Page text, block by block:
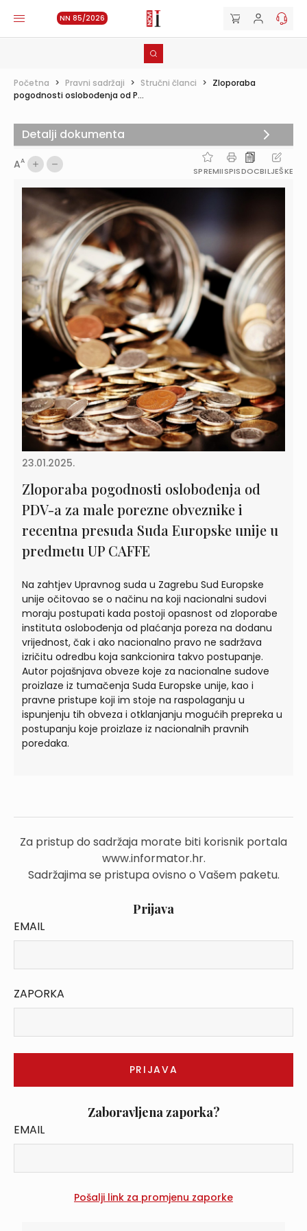
NN 85/2026
Početna > Pravni sadržaji > Stručni članci > Zloporaba
pogodnosti oslobođenja od P...
AA
SPREMIISPISDOCBILJEŠKE
23.01.2025.
Zloporaba pogodnosti oslobođenja od
PDV-a za male porezne obveznike i
recentna presuda Suda Europske unije u
predmetu UP CAFFE
Na zahtjev Upravnog suda u Zagrebu Sud Europske
unije očitovao se o načinu na koji nacionalni sudovi
moraju postupati kada postoji opasnost od zloporabe
instituta oslobođenja od plaćanja poreza na dodanu
vrijednost, čak i ako nacionalno pravo ne sadržava
izričitu odredbu koja sankcionira takvo postupanje.
Autor pojašnjava obveze koje za nacionalne sudove
proizlaze iz tumačenja Suda Europske unije, kao i
pravne pristupe koji im stoje na raspolaganju u
ispunjenju tih obveza i otklanjanju mogućih prepreka u
postupanju koje proizlaze iz nacionalnih pravnih
poredaka.
Za pristup do sadržaja morate biti korisnik portala
www.informator.hr.
Sadržajima se pristupa ovisno o Vašem paketu.
Prijava
EMAIL
ZAPORKA
Zaboravljena zaporka?
EMAIL
Detalji dokumenta